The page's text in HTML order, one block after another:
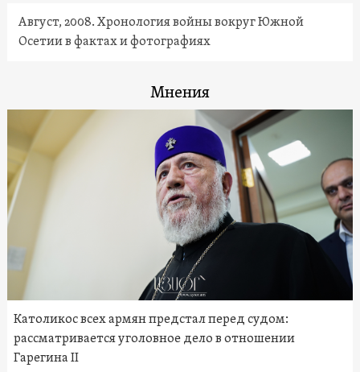
Август, 2008. Хронология войны вокруг Южной
Осетии в фактах и фотографиях
Мнения
Католикос всех армян предстал перед судом:
рассматривается уголовное дело в отношении
Гарегина II